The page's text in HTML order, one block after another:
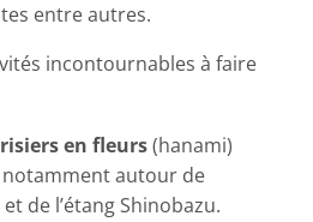
entre autres.
incontournables à faire
en fleurs(hanami)
autour de
de l’étang Shinobazu.